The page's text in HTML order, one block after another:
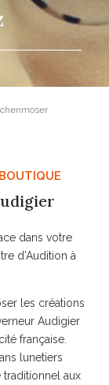
dans votre
d’Audition à
les créations
Audigier
française.
lunetiers
aux